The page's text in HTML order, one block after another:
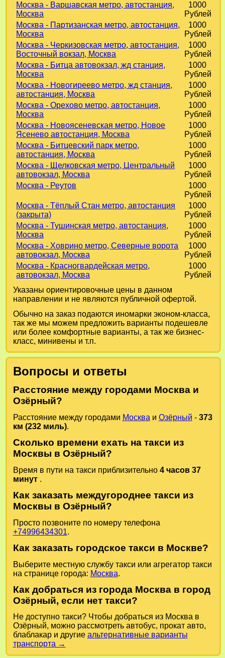
Москва - Варшавская метро, автостанция,
Москва
1000
Рублей
Москва - Партизанская метро, автостанция,
Москва
1000
Рублей
Москва - Черкизовская метро, автостанция,
Восточный вокзал, Москва
1000
Рублей
Москва - Битца автовокзал, жд станция,
Москва
1000
Рублей
Москва - Новогиреево метро, жд станция,
автостанция, Москва
1000
Рублей
Москва - Орехово метро, автостанция,
Москва
1000
Рублей
Москва - Новоясеневская метро, Новое
Ясенево автостанция, Москва
1000
Рублей
Москва - Битцевский парк метро,
автостанция, Москва
1000
Рублей
Москва - Щелковская метро, Центральный
автовокзал, Москва
1000
Рублей
Москва - Реутов
1000
Рублей
Москва - Тёплый Стан метро, автостанция
(закрыта)
1000
Рублей
Москва - Тушинская метро, автостанция,
Москва
1000
Рублей
Москва - Ховрино метро, Северные ворота
автовокзал, Москва
1000
Рублей
Москва - Красногвардейская метро,
автовокзал, Москва
1000
Рублей
Указаны ориентировочные цены в данном
направлении и не являются публичной офертой.
Обычно на заказ подаются иномарки эконом-класса,
так же мы можем предложить варианты подешевле
или более комфортные варианты, а так же бизнес-
класс, минивены и т.п.
Вопросы и ответы
Расстояние между городами Москва и
Озёрный?
Расстояние между городами Москва и Озёрный - 373
км (232 миль).
Сколько времени ехать на такси из
Москвы в Озёрный?
Время в пути на такси приблизительно 4 часов 37
минут .
Как заказать междугороднее такси из
Москвы в Озёрный?
Просто позвоните по номеру телефона
+74996434301.
Как заказать городское такси в Москве?
Выберите местную службу такси или агрегатор такси
на странице города: Москва.
Как добраться из города Москва в город
Озёрный, если нет такси?
Не доступно такси? Чтобы добраться из Москва в
Озёрный, можно рассмотреть автобус, прокат авто,
блаблакар и другие альтернативные варианты
транспорта →